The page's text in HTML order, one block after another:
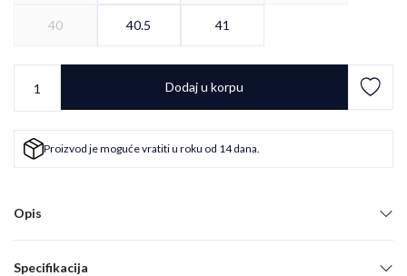
40 40.5 41
Dodaj u korpu
Proizvod je moguće vratiti u roku od 14 dana.
Opis
Specifikacija